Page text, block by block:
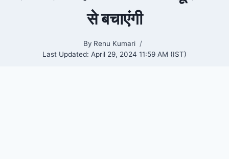
से बचाएंगी
By Renu Kumari
Last Updated: April 29, 2024 11:59 AM (IST)